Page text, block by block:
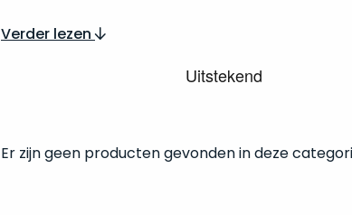
Verder lezen
Er zijn geen producten gevonden in deze